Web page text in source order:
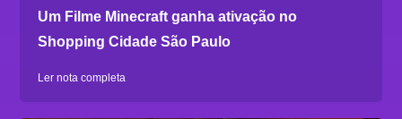
Um Filme Minecraft ganha ativação no
Shopping Cidade São Paulo
Ler nota completa